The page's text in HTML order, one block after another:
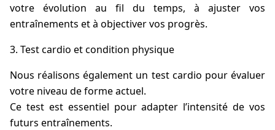
votre évolution au fil du temps, à ajuster vos
entraînements et à objectiver vos progrès.
Test cardio et condition physique
Nous réalisons également un test cardio pour évaluer
votre niveau de forme actuel.
Ce test est essentiel pour adapter l’intensité de vos
futurs entraînements.